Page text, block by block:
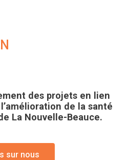
des projets en lien
de la santé
La Nouvelle-Beauce.
sur nous